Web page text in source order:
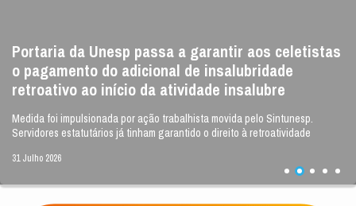
Portaria da Unesp passa a garantir aos celetistas
o pagamento do adicional de insalubridade
retroativo ao início da atividade insalubre
Medida foi impulsionada por ação trabalhista movida pelo Sintunesp.
Servidores estatutários já tinham garantido o direito à retroatividade
31 Julho 2026